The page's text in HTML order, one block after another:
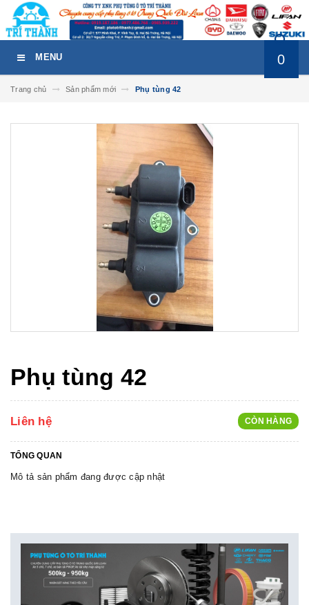
MENU 0
Trang chủ Sản phẩm mới Phụ tùng 42
Phụ tùng 42
Liên hệ CÒN HÀNG
TỔNG QUAN
Mô tả sản phẩm đang được cập nhật